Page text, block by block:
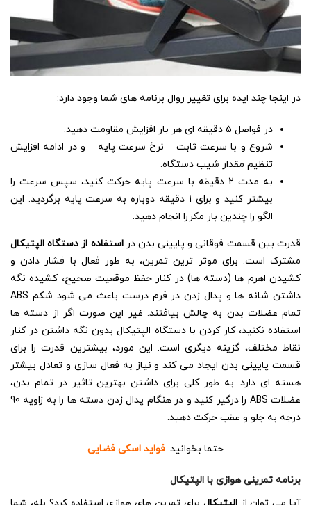
در اینجا چند ایده برای تغییر روال برنامه های شما وجود دارد:
در فواصل 5 دقیقه ای هر بار افزایش مقاومت دهید.
شروع و با سرعت ثابت – نرخ سرعت پایه – و در ادامه افزایش
تنظیم مقدار شیب دستگاه.
به مدت 2 دقیقه با سرعت پایه حرکت کنید، سپس سرعت را
بیشتر کنید و برای 1 دقیقه دوباره به سرعت پایه برگردید. این
الگو را چندین بار مکررا انجام دهید.
قدرت بین قسمت فوقانی و پایینی بدن دراستفاده از دستگاه الپتیکال
مشترک است. برای موثر ترین تمرین، به طور فعال با فشار دادن و
کشیدن اهرم ها (دسته ها) در کنار حفظ موقعیت صحیح، کشیده نگه
داشتن شانه ها و پدال زدن در فرم درست باعث می شود شکم ABS
تمام عضلات بدن به چالش بیافتند. غیر این صورت اگر از دسته ها
استفاده نکنید، کار کردن با دستگاه الپتیکال بدون نگه داشتن در کنار
نقاط مختلف، گزینه دیگری است. این مورد، بیشترین قدرت را برای
قسمت پایینی بدن ایجاد می کند و نیاز به فعال سازی و تعادل بیشتر
هسته ای دارد. به طور کلی برای داشتن بهترین تاثیر در تمام بدن،
عضلات ABS را درگير کنيد و در هنگام پدال زدن دسته ها را به زاويه 90
درجه به جلو و عقب حرکت دهید.
حتما بخوانید: فواید اسکی فضایی
برنامه تمرینی هوازی با الپتیکال